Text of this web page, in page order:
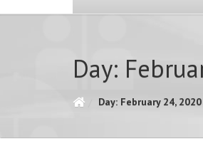
Day:
Day: February 24, 2020